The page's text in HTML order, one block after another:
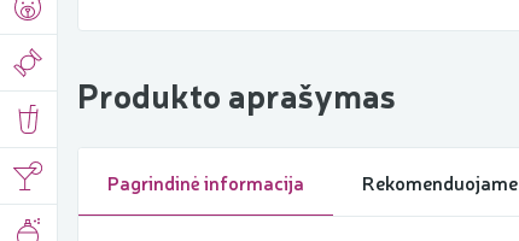
Produkto aprašymas
Pagrindinė informacija Rekomenduojame